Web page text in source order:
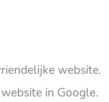
website.
in Google.